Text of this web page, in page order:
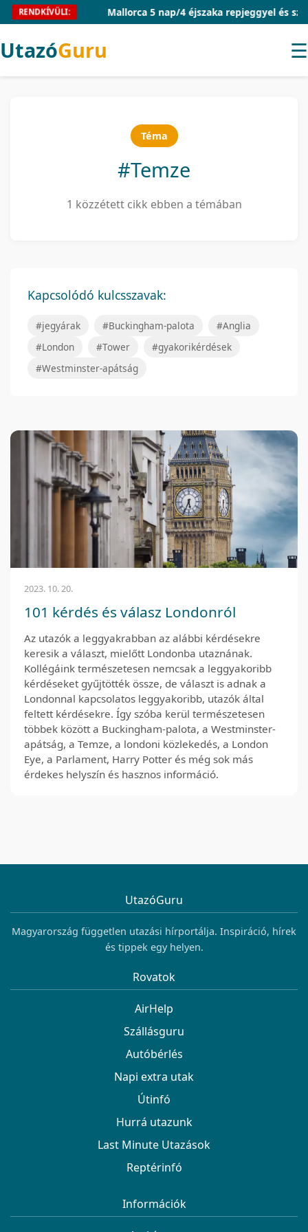
RENDKÍVÜLI: Mallorca 5 nap/4 éjszaka repjeggyel és
UtazóGuru ☰
Téma
#Temze
1 közzétett cikk ebben a témában
Kapcsolódó kulcsszavak:
#jegyárak #Buckingham-palota
#Anglia
#London
#Tower
#gyakorikérdések
#Westminster-apátság
2023. 10. 20.
101 kérdés és válasz Londonról
Az utazók a leggyakrabban az alábbi kérdésekre
keresik a választ, mielőtt Londonba utaznának.
Kollégáink természetesen nemcsak a leggyakoribb
kérdéseket gyűjtötték össze, de választ is adnak a
Londonnal kapcsolatos leggyakoribb, utazók által
feltett kérdésekre. Így szóba kerül természetesen
többek között a Buckingham-palota, a Westminster-
apátság, a Temze, a londoni közlekedés, a London
Eye, a Parlament, Harry Potter és még sok más
érdekes helyszín és hasznos információ.
UtazóGuru
Magyarország független utazási hírportálja. Inspiráció, hírek
és tippek egy helyen.
Rovatok
AirHelp
Szállásguru
Autóbérlés
Napi extra utak
Útinfó
Hurrá utazunk
Last Minute Utazások
Reptérinfó
Információk